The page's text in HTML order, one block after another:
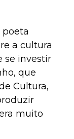
a cultura
se investir
que
Cultura,
muito